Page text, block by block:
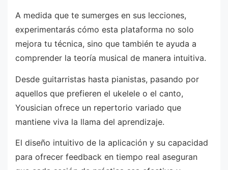
A medida que te sumerges en sus lecciones,
experimentarás cómo esta plataforma no solo
mejora tu técnica, sino que también te ayuda a
comprender la teoría musical de manera intuitiva.
Desde guitarristas hasta pianistas, pasando por
aquellos que prefieren el ukelele o el canto,
Yousician ofrece un repertorio variado que
mantiene viva la llama del aprendizaje.
El diseño intuitivo de la aplicación y su capacidad
para ofrecer feedback en tiempo real aseguran